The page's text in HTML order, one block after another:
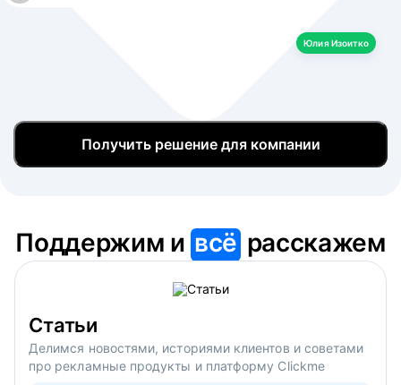
Юлия Изоитко
Получить решение для компании
Поддержим ивсё расскажем
Статьи
Делимся новостями, историями клиентов и советами
про рекламные продукты и платформу Clickme